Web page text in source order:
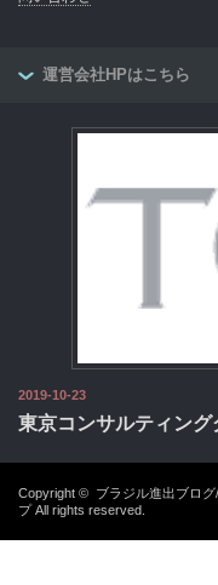
運営会社HPはこちら
2019-10-23
東京コンサルティング
Copyright © ブラジル進出ブロ
プ All rights reserved.